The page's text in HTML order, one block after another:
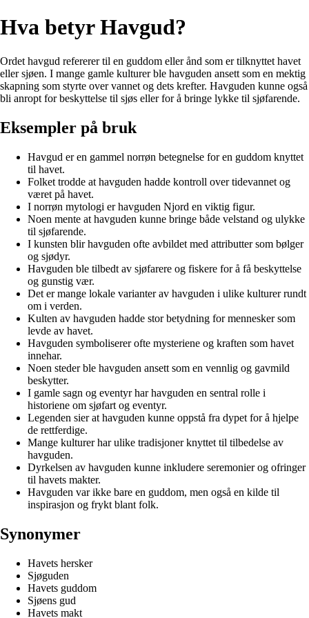
Hva betyr Havgud?
Ordet havgud refererer til en guddom eller ånd som er tilknyttet havet
eller sjøen. I mange gamle kulturer ble havguden ansett som en mektig
skapning som styrte over vannet og dets krefter. Havguden kunne også
bli anropt for beskyttelse til sjøs eller for å bringe lykke til sjøfarende.
Eksempler på bruk
Havgud er en gammel norrøn betegnelse for en guddom knyttet
til havet.
Folket trodde at havguden hadde kontroll over tidevannet og
været på havet.
I norrøn mytologi er havguden Njord en viktig figur.
Noen mente at havguden kunne bringe både velstand og ulykke
til sjøfarende.
I kunsten blir havguden ofte avbildet med attributter som bølger
og sjødyr.
Havguden ble tilbedt av sjøfarere og fiskere for å få beskyttelse
og gunstig vær.
Det er mange lokale varianter av havguden i ulike kulturer rundt
om i verden.
Kulten av havguden hadde stor betydning for mennesker som
levde av havet.
Havguden symboliserer ofte mysteriene og kraften som havet
innehar.
Noen steder ble havguden ansett som en vennlig og gavmild
beskytter.
I gamle sagn og eventyr har havguden en sentral rolle i
historiene om sjøfart og eventyr.
Legenden sier at havguden kunne oppstå fra dypet for å hjelpe
de rettferdige.
Mange kulturer har ulike tradisjoner knyttet til tilbedelse av
havguden.
Dyrkelsen av havguden kunne inkludere seremonier og ofringer
til havets makter.
Havguden var ikke bare en guddom, men også en kilde til
inspirasjon og frykt blant folk.
Synonymer
Havets hersker
Sjøguden
Havets guddom
Sjøens gud
Havets makt